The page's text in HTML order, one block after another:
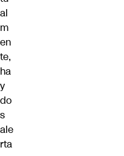
al
m
en
te,
ha
y
do
s
ale
rta